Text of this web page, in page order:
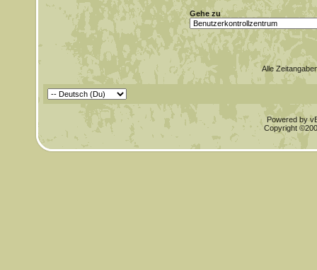
Gehe zu
Alle
Powered by
Copyright